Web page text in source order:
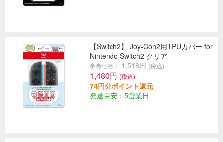
【Switch2】 Joy-Con2用TPUカバー for
Nintendo Switch2 クリア
参考価格： 1,518円(税込)
1,480円 (税込)
74円分ポイント還元
発送目安：5営業日